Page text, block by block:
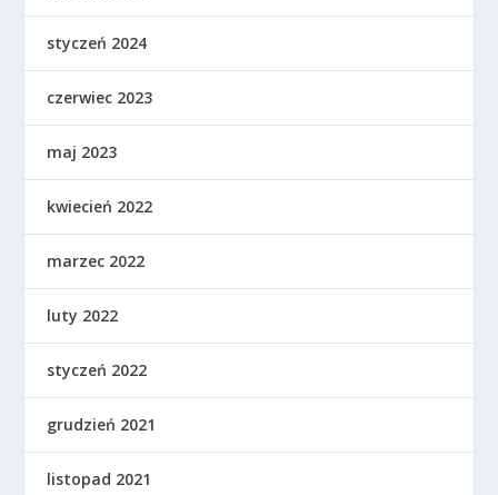
styczeń 2024
czerwiec 2023
maj 2023
kwiecień 2022
marzec 2022
luty 2022
styczeń 2022
grudzień 2021
listopad 2021